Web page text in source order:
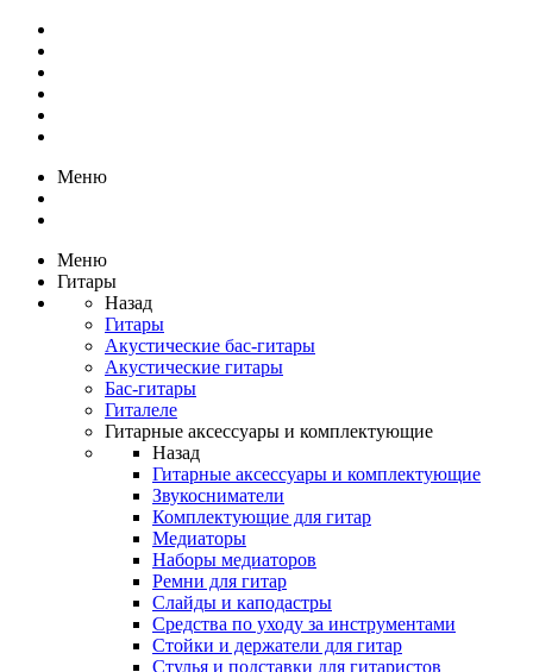
Меню
Меню
Гитары
Назад
Гитары
Акустические бас-гитары
Акустические гитары
Бас-гитары
Гиталеле
Гитарные аксессуары и комплектующие
Назад
Гитарные аксессуары и комплектующие
Звукосниматели
Комплектующие для гитар
Медиаторы
Наборы медиаторов
Ремни для гитар
Слайды и каподастры
Средства по уходу за инструментами
Стойки и держатели для гитар
Стулья и подставки для гитаристов